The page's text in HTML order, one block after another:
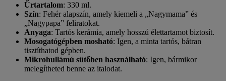
Űrtartalom: 330 ml.
Szín: Fehér alapszín, amely kiemeli a „Nagymama” és
„Nagypapa” feliratokat.
Anyaga: Tartós kerámia, amely hosszú élettartamot biztosít.
Mosogatógépben mosható: Igen, a minta tartós, bátran
tisztíthatod gépben.
Mikrohullámú sütőben használható: Igen, bármikor
melegítheted benne az italodat.